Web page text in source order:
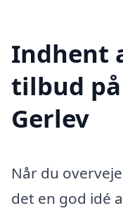
Indhent
tilbud
Gerlev
Når du
det en god idé